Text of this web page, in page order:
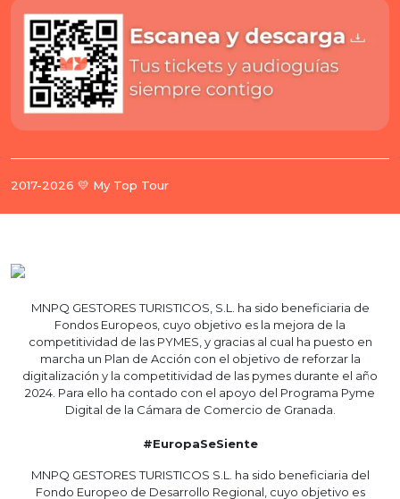
2017-2026 💛 My Top Tour
MNPQ GESTORES TURISTICOS, S.L. ha sido beneficiaria de
Fondos Europeos, cuyo objetivo es la mejora de la
competitividad de las PYMES, y gracias al cual ha puesto en
marcha un Plan de Acción con el objetivo de reforzar la
digitalización y la competitividad de las pymes durante el año
2024. Para ello ha contado con el apoyo del Programa Pyme
Digital de la Cámara de Comercio de Granada.
#EuropaSeSiente
MNPQ GESTORES TURISTICOS S.L. ha sido beneficiaria del
Fondo Europeo de Desarrollo Regional, cuyo objetivo es